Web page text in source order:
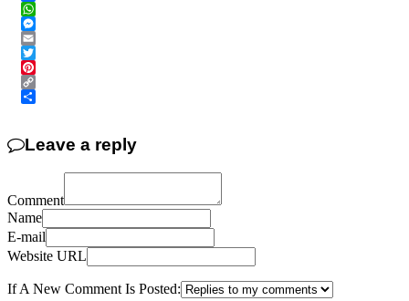
Facebook
WhatsApp
Messenger
Email
Twitter
Pinterest
Copy
Leave a reply
Comment
Name
E-mail
Website URL
If A New Comment Is Posted: